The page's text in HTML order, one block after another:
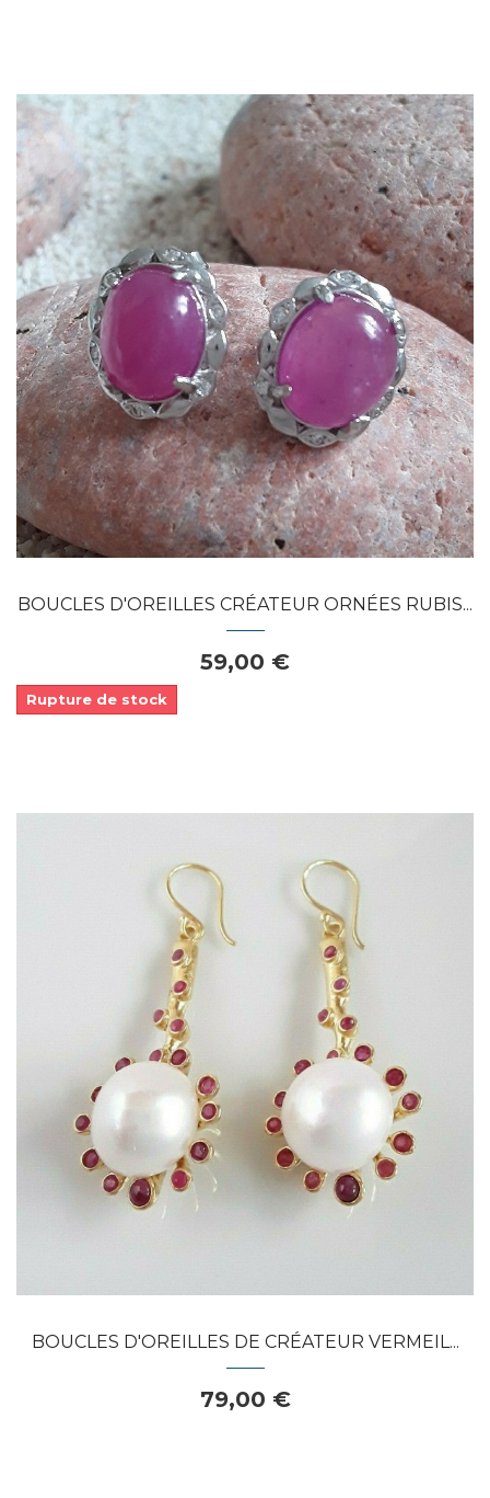
Dans mon panier
APERÇU RAPIDE
BOUCLES D'OREILLES CRÉATEUR ORNÉES RUBIS...
59,00 €
Rupture de stock
APERÇU RAPIDE
BOUCLES D'OREILLES DE CRÉATEUR VERMEIL...
79,00 €